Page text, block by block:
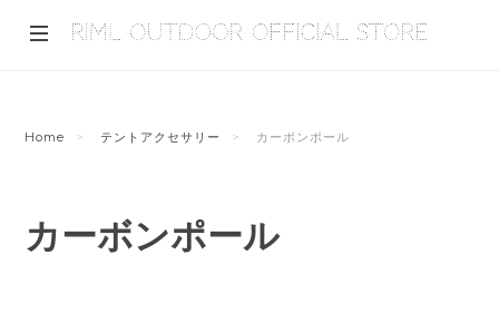
Home テントアクセサリー カーボンポール
カーボンポール